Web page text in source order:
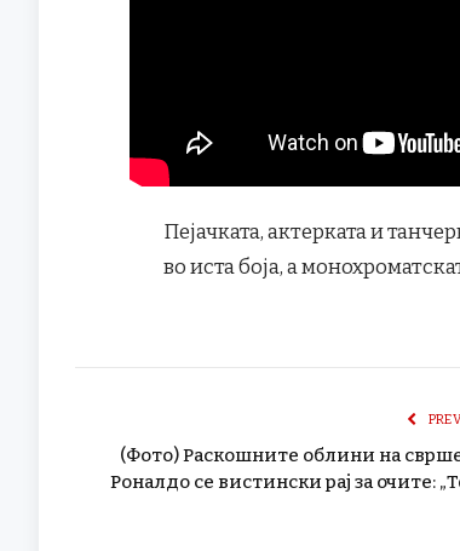
Пејачката, актерката и
во иста боја, а
(Фото) Раскошните облини на
Роналдо се вистински рај за очите: